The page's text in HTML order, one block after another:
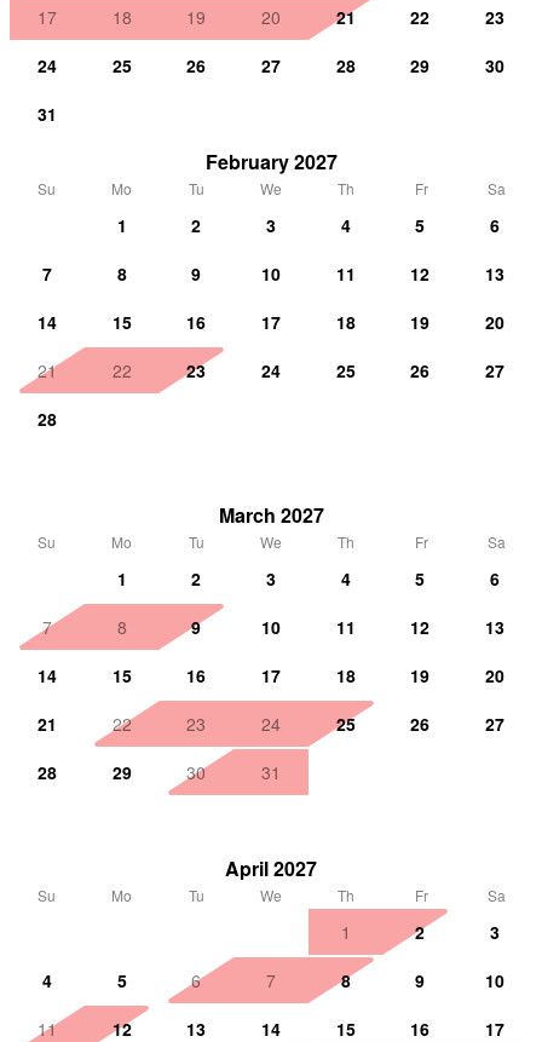
17
18 19 20 21 22
23
24
25 26 27 28 29
30
31
February 2027
Su Mo Tu We Th Fr Sa
1 2 3 4 5
6
7
8 9 10 11 12
13
14
15 16 17 18 19
20
21
22 23 24 25 26
27
28
March 2027
Su Mo Tu We Th Fr Sa
1 2 3 4 5
6
7
8 9 10 11 12
13
14
15 16 17 18 19
20
21
22 23 24 25 26
27
28
29 30 31
April 2027
Su Mo Tu We Th Fr Sa
1 2
3
4
5 6 7 8 9
10
11
12 13 14 15 16
17